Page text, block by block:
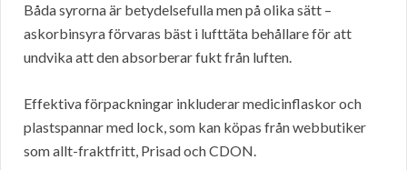
Båda syrorna är betydelsefulla men på olika sätt –
askorbinsyra förvaras bäst i lufttäta behållare för att
undvika att den absorberar fukt från luften.
Effektiva förpackningar inkluderar medicinflaskor och
plastspannar med lock, som kan köpas från webbutiker
som allt-fraktfritt, Prisad och CDON.